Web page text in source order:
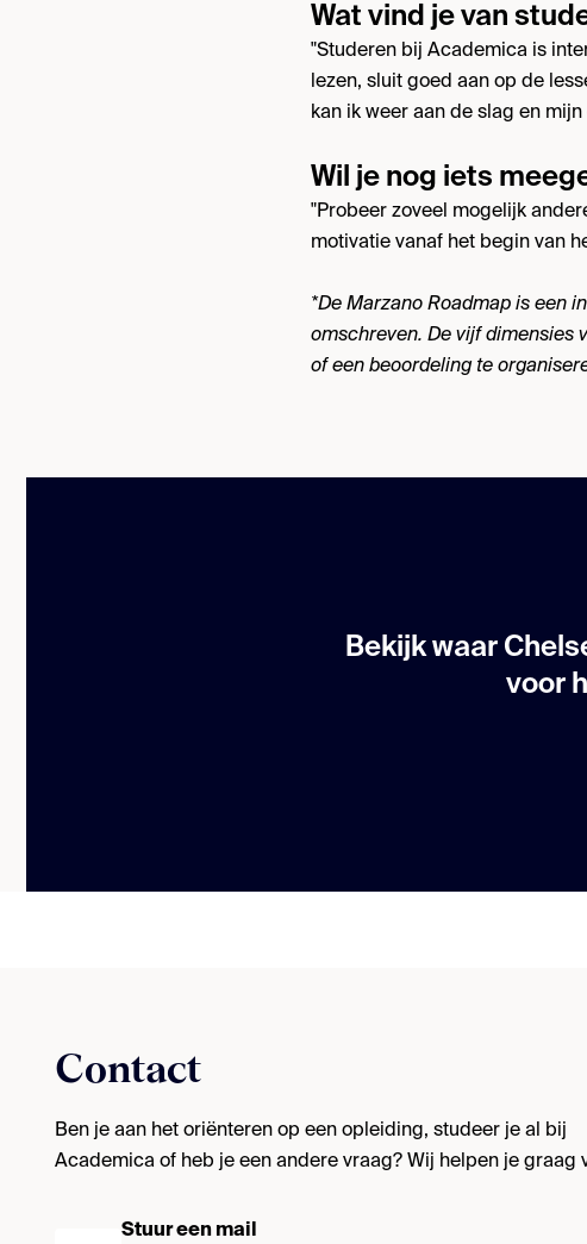
Wat vind je van
"Studeren bij Academica is
lezen, sluit goed aan op de
kan ik weer aan de slag en
Wil je nog iets
"Probeer zoveel mogelijk
motivatie vanaf het begin van
*De Marzano Roadmap is een
omschreven. De vijf dimensies
of een beoordeling te
Bekijk waar
voor
Contact
Ben je aan het oriënteren op een opleiding, studeer je al bij
Academica of heb je een andere vraag? Wij helpen je graag
Stuur een mail